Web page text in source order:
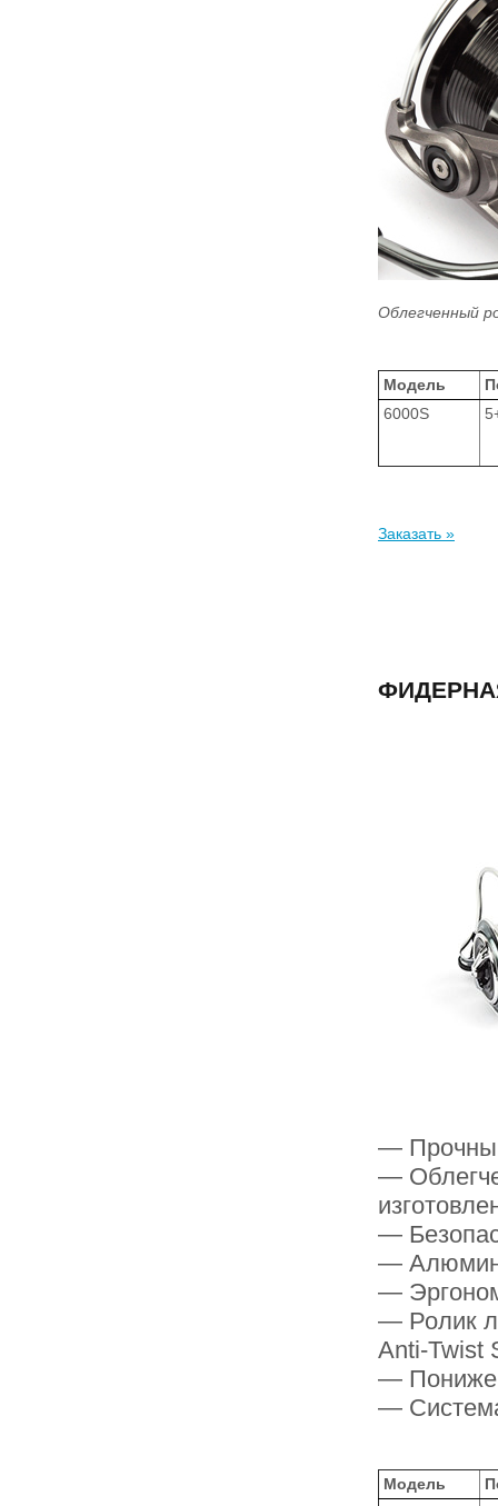
Облегченный
Модель
6000S
Заказать »
—
—
—
—
—
— Ролик
Anti-Twist
—
—
Модель